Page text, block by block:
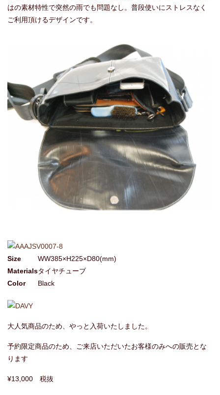
はの素材特性で突然の雨でも問題なし。普段使いにストレスなく
ご利用頂けるデザインです。
Size
WW385×H225×D80(mm)
Materialsタイヤチューブ
Color
Black
大人気商品のため、やっと入荷いたしました。
予約限定商品のため、ご来店いただいたお客様のみへの販売とな
ります
¥13,000 税抜